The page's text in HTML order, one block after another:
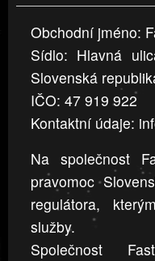
jsou
přesná
a
úplná
Obchodní jméno:
Sídlo: Hlavná
Slovenská
IČO: 47 919 922
Kontaktní údaje:
Na společnost
pravomoc
regulátora,
služby.
Společnost